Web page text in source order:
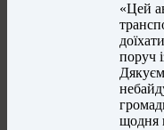
«Цей
поруч
щодня